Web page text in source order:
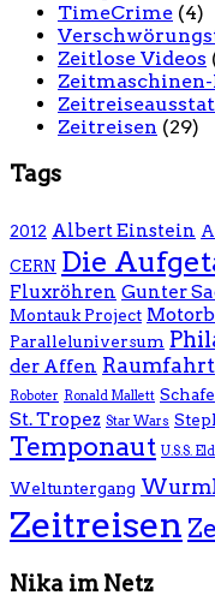
TimeCrime (4)
Zeitlose Videos
Zeitreisen (29)
Tags
2012 Albert Einstein
CERN Die
Fluxröhren Gunter
Montauk Project
Paralleluniversum
der Affen Raumfahrt
Roboter Ronald Mallett Schafe
St. Tropez Star Wars
Temponaut U.S.S.
Weltuntergang
Zeitreisen
Nika im Netz